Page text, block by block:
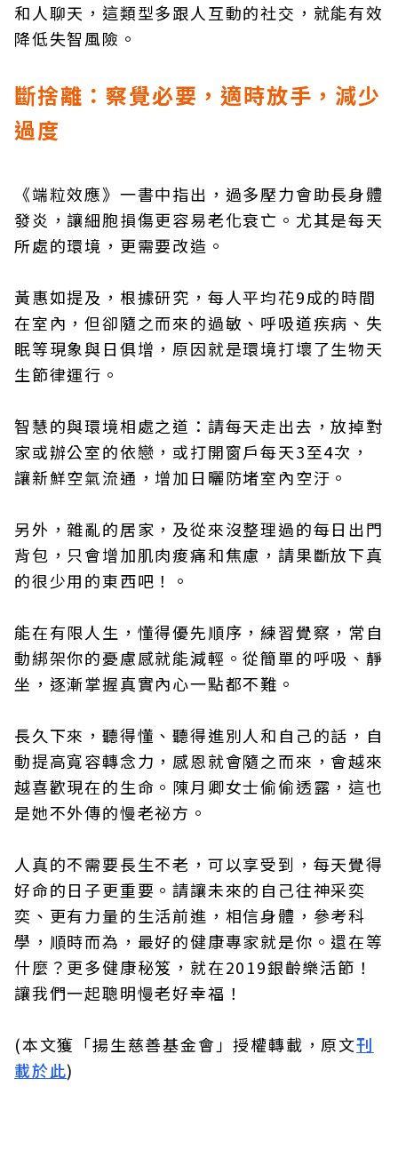
和人聊天，這類型多跟人互動的社交，就能有效
降低失智風險。
斷捨離：察覺必要，適時放手，減少
過度
《端粒效應》一書中指出，過多壓力會助長身體
發炎，讓細胞損傷更容易老化衰亡。尤其是每天
所處的環境，更需要改造。
黃惠如提及，根據研究，每人平均花9成的時間
在室內，但卻隨之而來的過敏、呼吸道疾病、失
眠等現象與日俱增，原因就是環境打壞了生物天
生節律運行。
智慧的與環境相處之道：請每天走出去，放掉對
家或辦公室的依戀，或打開窗戶每天3至4次，
讓新鮮空氣流通，增加日曬防堵室內空汙。
另外，雜亂的居家，及從來沒整理過的每日出門
背包，只會增加肌肉痠痛和焦慮，請果斷放下真
的很少用的東西吧！。
能在有限人生，懂得優先順序，練習覺察，常自
動綁架你的憂慮感就能減輕。從簡單的呼吸、靜
坐，逐漸掌握真實內心一點都不難。
長久下來，聽得懂、聽得進別人和自己的話，自
動提高寬容轉念力，感恩就會隨之而來，會越來
越喜歡現在的生命。陳月卿女士偷偷透露，這也
是她不外傳的慢老祕方。
人真的不需要長生不老，可以享受到，每天覺得
好命的日子更重要。請讓未來的自己往神采奕
奕、更有力量的生活前進，相信身體，參考科
學，順時而為，最好的健康專家就是你。還在等
什麼？更多健康秘笈，就在2019銀齡樂活節！
讓我們一起聰明慢老好幸福！
(本文獲「揚生慈善基金會」授權轉載，原文刊
載於此)